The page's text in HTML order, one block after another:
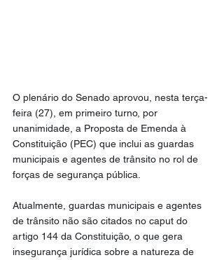
O plenário do Senado aprovou, nesta terça-
feira (27), em primeiro turno, por
unanimidade, a Proposta de Emenda à
Constituição (PEC) que inclui as guardas
municipais e agentes de trânsito no rol de
forças de segurança pública.
Atualmente, guardas municipais e agentes
de trânsito não são citados no caput do
artigo 144 da Constituição, o que gera
insegurança jurídica sobre a natureza de